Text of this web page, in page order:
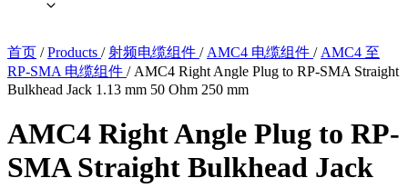
首页 / Products / 射频电缆组件 / AMC4 电缆组件 / AMC4 至
RP-SMA 电缆组件 / AMC4 Right Angle Plug to RP-SMA Straight
Bulkhead Jack 1.13 mm 50 Ohm 250 mm
AMC4 Right Angle Plug to RP-
SMA Straight Bulkhead Jack